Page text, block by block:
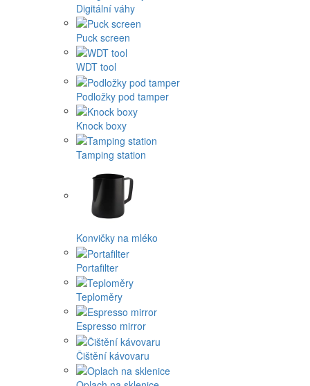
Digitální váhy
Puck screen
WDT tool
Podložky pod tamper
Knock boxy
Tamping station
Konvičky na mléko
Portafilter
Teploměry
Espresso mirror
Čištění kávovaru